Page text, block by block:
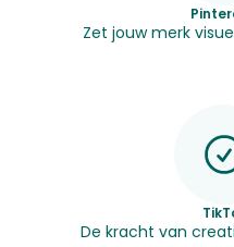
Zet jouw merk
De kracht van